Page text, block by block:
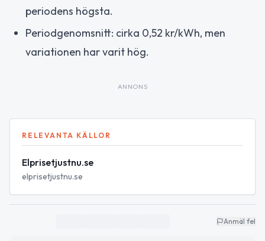
periodens högsta.
Periodgenomsnitt: cirka 0,52 kr/kWh, men
variationen har varit hög.
ANNONS
RELEVANTA KÄLLOR
Elprisetjustnu.se
elprisetjustnu.se
Anmäl fel